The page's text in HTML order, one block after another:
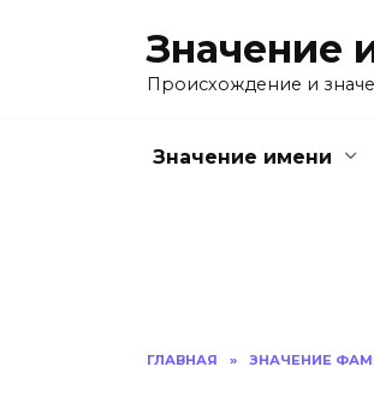
Значение
Происхождение и
Значение имени
ГЛАВНАЯ » ЗНАЧЕНИЕ